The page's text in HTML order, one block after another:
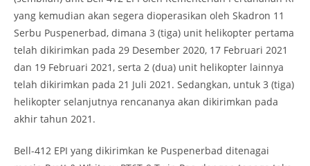
yang kemudian akan segera dioperasikan oleh Skadron 11
Serbu Puspenerbad, dimana 3 (tiga) unit helikopter pertama
telah dikirimkan pada 29 Desember 2020, 17 Februari 2021
dan 19 Februari 2021, serta 2 (dua) unit helikopter lainnya
telah dikirimkan pada 21 Juli 2021. Sedangkan, untuk 3 (tiga)
helikopter selanjutnya rencananya akan dikirimkan pada
akhir tahun 2021.
Bell-412 EPI yang dikirimkan ke Puspenerbad ditenagai